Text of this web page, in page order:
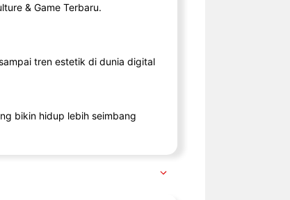
& Game Terbaru.
tren estetik di dunia digital
bikin hidup lebih seimbang